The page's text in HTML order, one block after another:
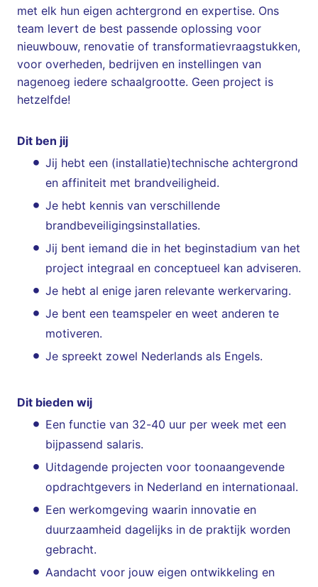
met elk hun eigen achtergrond en expertise. Ons
team levert de best passende oplossing voor
nieuwbouw, renovatie of transformatievraagstukken,
voor overheden, bedrijven en instellingen van
nagenoeg iedere schaalgrootte. Geen project is
hetzelfde!
Dit ben jij
Jij hebt een (installatie)technische achtergrond
en affiniteit met brandveiligheid.
Je hebt kennis van verschillende
brandbeveiligingsinstallaties.
Jij bent iemand die in het beginstadium van het
project integraal en conceptueel kan adviseren.
Je hebt al enige jaren relevante werkervaring.
Je bent een teamspeler en weet anderen te
motiveren.
Je spreekt zowel Nederlands als Engels.
Dit bieden wij
Een functie van 32-40 uur per week met een
bijpassend salaris.
Uitdagende projecten voor toonaangevende
opdrachtgevers in Nederland en internationaal.
Een werkomgeving waarin innovatie en
duurzaamheid dagelijks in de praktijk worden
gebracht.
Aandacht voor jouw eigen ontwikkeling en